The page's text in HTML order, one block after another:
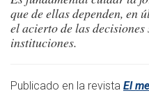
que de ellas dependen,
el acierto de las
instituciones.
​​Publicado en la revista El